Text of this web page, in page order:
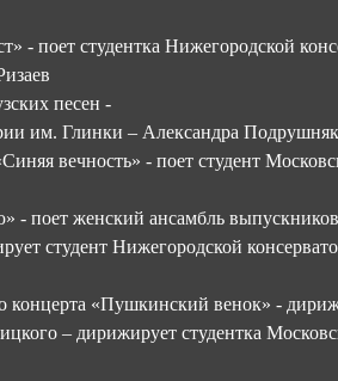
- поет студентка Нижегородской
песен -
им. Глинки – Александра
вечность» - поет студент
- поет женский ансамбль выпускников
студент Нижегородской
концерта «Пушкинский венок» -
– дирижирует студентка